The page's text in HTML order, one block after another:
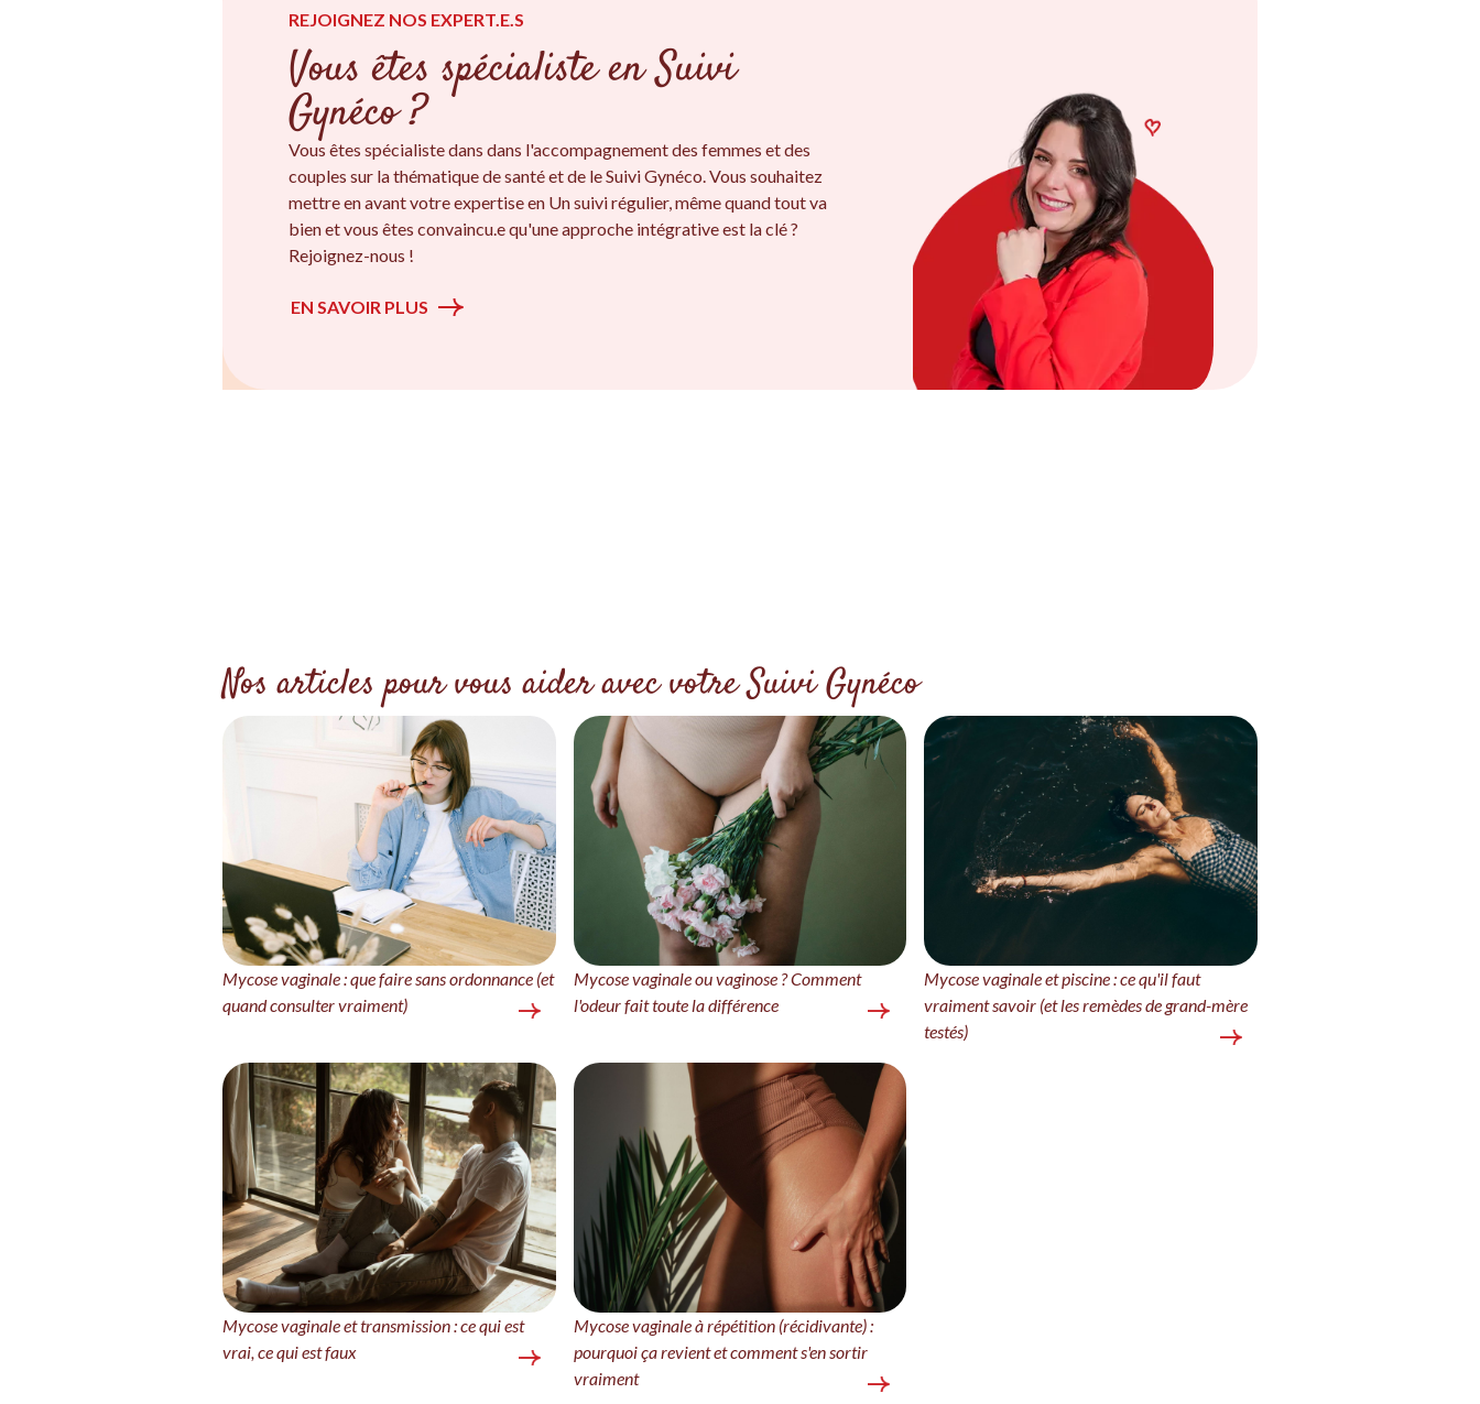
REJOIGNEZ NOS EXPERT.E.S
Vous êtes spécialiste en Suivi
Gynéco ?
Vous êtes spécialiste dans dans l'accompagnement des femmes et des
couples sur la thématique de santé et de le Suivi Gynéco. Vous souhaitez
mettre en avant votre expertise en Un suivi régulier, même quand tout va
bien et vous êtes convaincu.e qu'une approche intégrative est la clé ?
Rejoignez-nous !
EN SAVOIR PLUS
Nos articles pour vous aider avec votre Suivi Gynéco
Mycose vaginale : que faire sans ordonnance (et
quand consulter vraiment)
Mycose vaginale ou vaginose ? Comment
l'odeur fait toute la différence
Mycose vaginale et piscine : ce qu'il faut
vraiment savoir (et les remèdes de grand-mère
testés)
Mycose vaginale et transmission : ce qui est
vrai, ce qui est faux
Mycose vaginale à répétition (récidivante) :
pourquoi ça revient et comment s'en sortir
vraiment